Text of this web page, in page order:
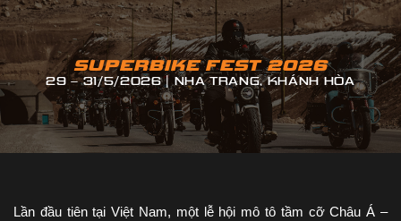
SUPERBIKE FEST 2026
29 – 31/5/2026 | NHA TRANG, KHÁNH HÒA
Lần đầu tiên tại Việt Nam, một lễ hội mô tô tầm cỡ Châu Á –